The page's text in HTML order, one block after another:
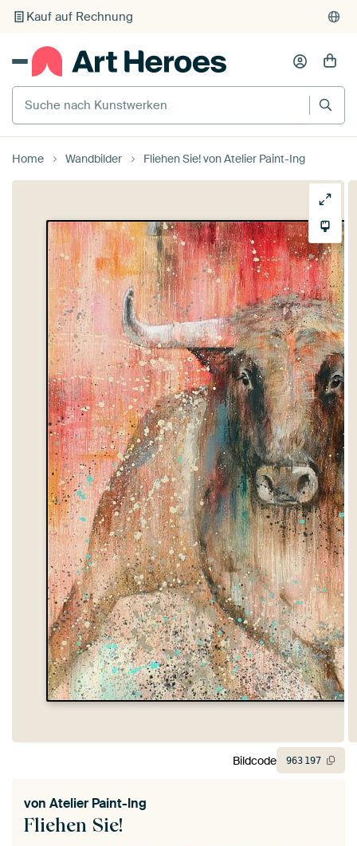
Individueller Druck auf Bestellung
Suche nach Kunstwerken
Home Wandbilder Fliehen Sie! von Atelier Paint-Ing
Fliehen Sie!
von Atelier Paint-Ing
Bildcode 963 197